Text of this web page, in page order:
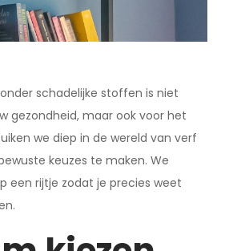
schadelijke stoffen is niet
gezondheid, maar ook voor het
we diep in de wereld van verf
keuzes te maken. We
een rijtje zodat je precies weet